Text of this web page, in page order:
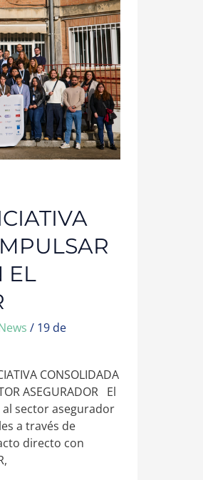
EL
/ 19 de
CONSOLIDADA
ASEGURADOR El
sector asegurador
a través de
directo con